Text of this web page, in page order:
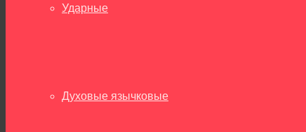
Ударные
Духовые язычковые